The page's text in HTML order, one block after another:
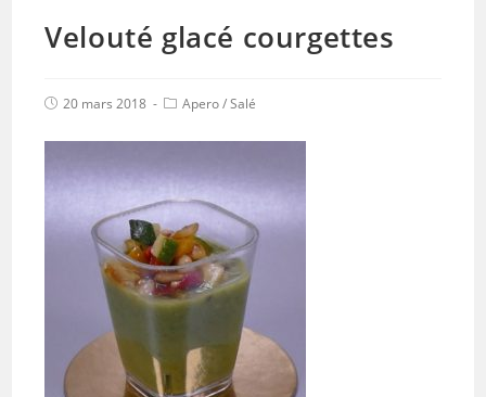
Velouté glacé courgettes
20 mars 2018 Apero/Salé